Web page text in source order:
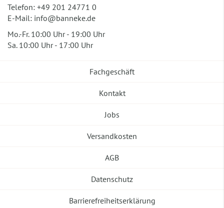
Telefon: +49 201 24771 0
E-Mail: info@banneke.de
Mo.-Fr. 10:00 Uhr - 19:00 Uhr
Sa. 10:00 Uhr - 17:00 Uhr
Fachgeschäft
Kontakt
Jobs
Versandkosten
AGB
Datenschutz
Barrierefreiheitserklärung